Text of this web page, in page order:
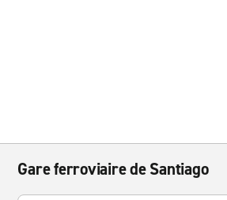
Gare ferroviaire de Santiago